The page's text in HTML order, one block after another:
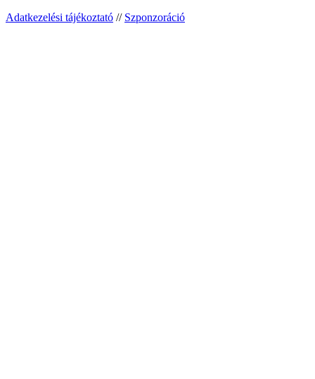
Adatkezelési tájékoztató // Szponzoráció